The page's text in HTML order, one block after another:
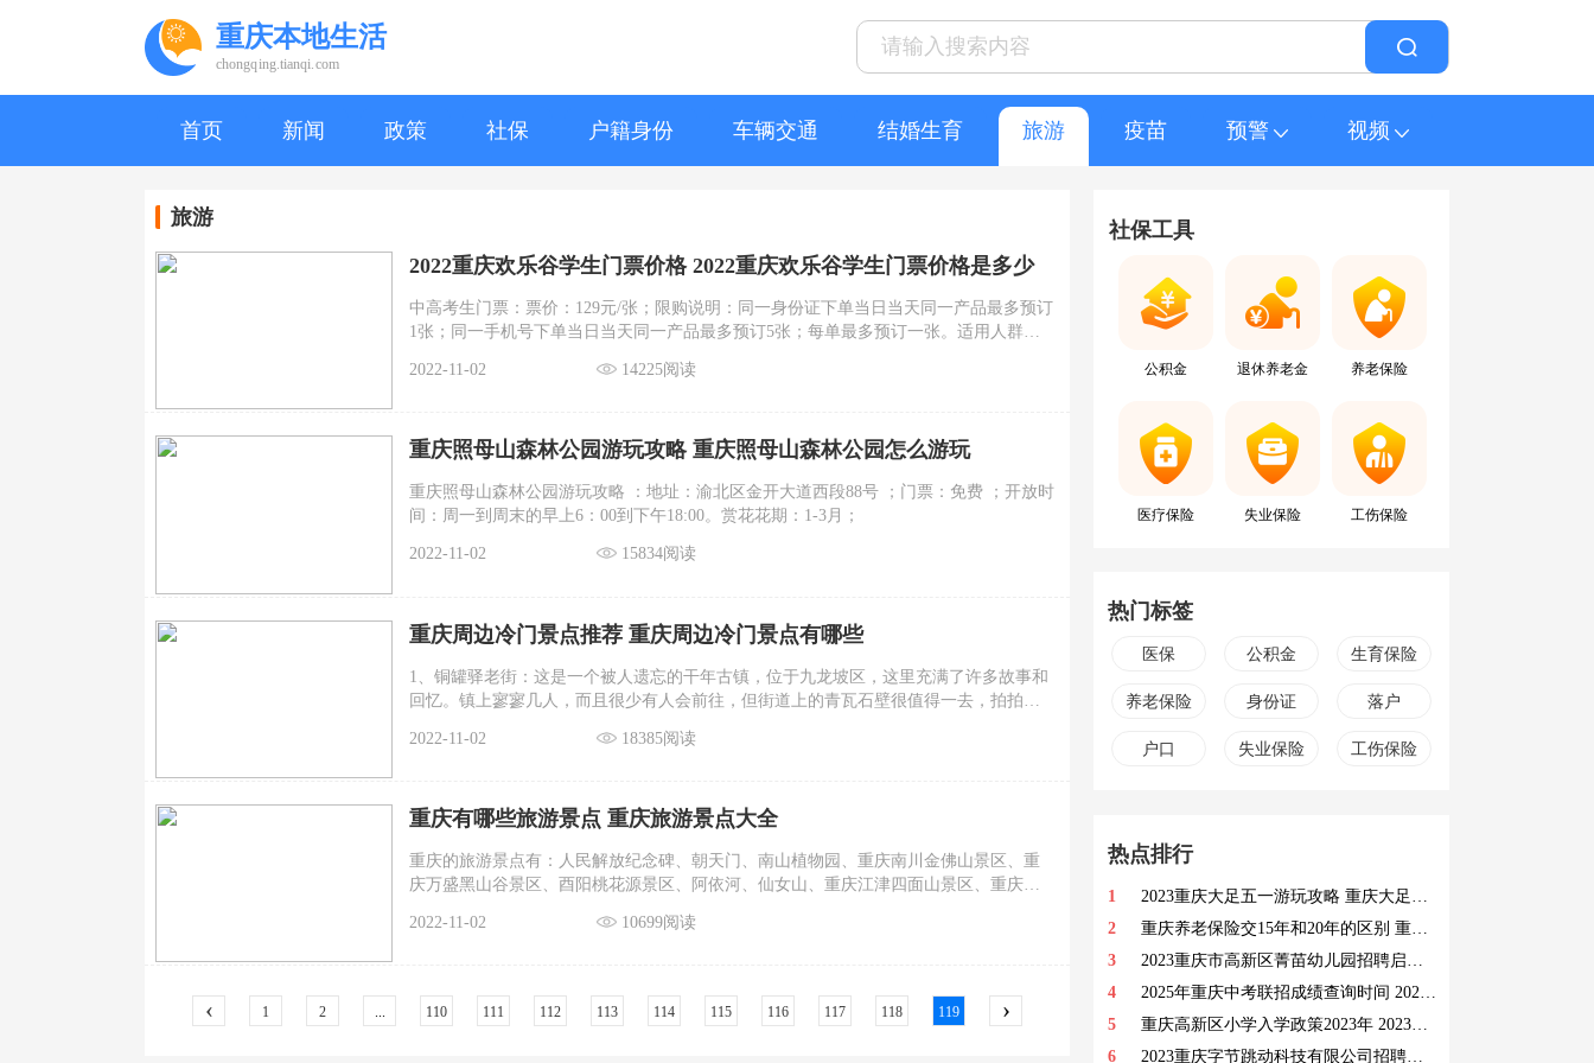
重庆本地生活
chongqing.tianqi.com
首页 新闻 政策 社保 户籍身份 车辆交通 结婚生育 旅游 疫苗 预警 视频
旅游
2022重庆欢乐谷学生门票价格 2022重庆欢乐谷学生门票价格是多少
中高考生门票：票价：129元/张；限购说明：同一身份证下单当日当天同一产品最多预订
1张；同一手机号下单当日当天同一产品最多预订5张；每单最多预订一张。适用人群：
元；限购说明：同一身份证下单当日当天同一产品最多预订1张；同一手机号下单当日当
2022-11-02 14225阅读
重庆照母山森林公园游玩攻略 重庆照母山森林公园怎么游玩
重庆照母山森林公园游玩攻略 ：地址：渝北区金开大道西段88号 ；门票：免费 ；开放时
间：周一到周末的早上6：00到下午18:00。赏花花期：1-3月；
2022-11-02 15834阅读
重庆周边冷门景点推荐 重庆周边冷门景点有哪些
1、铜罐驿老街：这是一个被人遗忘的干年古镇，位于九龙坡区，这里充满了许多故事和
回忆。镇上寥寥几人，而且很少有人会前往，但街道上的青瓦石壁很值得一去，拍拍
2022-11-02
18385阅读
重庆有哪些旅游景点 重庆旅游景点大全
重庆的旅游景点有：人民解放纪念碑、朝天门、南山植物园、重庆南川金佛山景区、重
庆万盛黑山谷景区、酉阳桃花源景区、阿依河、仙女山、重庆江津四面山景区、重庆大
山坪森林公园、 重庆园博园、洪崖洞民俗风貌区、磁器口古镇、长寿湖旅游区等。
2022-11-02 10699阅读
‹ 1 2 ... 110 111 112 113 114 115 116 117 118 119 ›
社保工具
公积金 退休养老金 养老保险
医疗保险 失业保险 工伤保险
热门标签
医保 公积金 生育保险
养老保险 身份证 落户
户口 失业保险 工伤保险
热点排行
1
2023重庆大足五一游玩攻略 重庆大足旅游必去景点
2
重庆养老保险交15年和20年的区别 重庆养老保险交15年和20年有哪些区别
3
2023重庆市高新区菁苗幼儿园招聘启事 招聘岗位及职位要求一览
4
2025年重庆中考联招成绩查询时间 2025年重庆中考联招成绩查询入口
5
重庆高新区小学入学政策2023年 2023重庆高新区小学入学政策
6
2023重庆字节跳动科技有限公司招聘岗位 职位描述及要求一览